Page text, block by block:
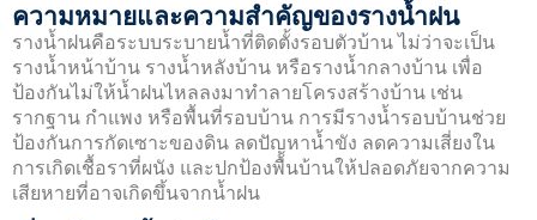
ความหมายและความสำคัญของรางน้ำฝน
รางน้ำฝนคือระบบระบายน้ำที่ติดตั้งรอบตัวบ้าน ไม่ว่าจะเป็น
รางน้ำหน้าบ้าน รางน้ำหลังบ้าน หรือรางน้ำกลางบ้าน เพื่อ
ป้องกันไม่ให้น้ำฝนไหลลงมาทำลายโครงสร้างบ้าน เช่น
รากฐาน กำแพง หรือพื้นที่รอบบ้าน การมีรางน้ำรอบบ้านช่วย
ป้องกันการกัดเซาะของดิน ลดปัญหาน้ำขัง ลดความเสี่ยงใน
การเกิดเชื้อราที่ผนัง และปกป้องพื้นบ้านให้ปลอดภัยจากความ
เสียหายที่อาจเกิดขึ้นจากน้ำฝน